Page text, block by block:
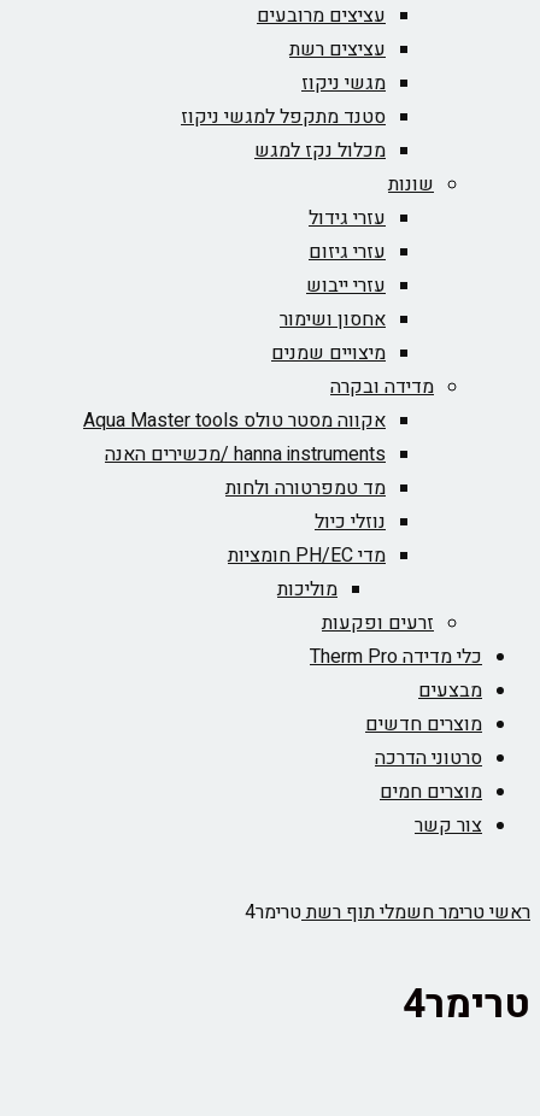
עציצים מרובעים
עציצים רשת
מגשי ניקוז
סטנד מתקפל למגשי ניקוז
מכלול נקז למגש
שונות
עזרי גידול
עזרי גיזום
עזרי ייבוש
אחסון ושימור
מיצויים שמנים
מדידה ובקרה
אקווה מסטר טולס Aqua Master tools
hanna instruments /מכשירים האנה
מד טמפרטורה ולחות
נוזלי כיול
מדי PH/EC חומציות
מוליכות
זרעים ופקעות
כלי מדידה Therm Pro
מבצעים
מוצרים חדשים
סרטוני הדרכה
מוצרים חמים
צור קשר
ראשיטרימר חשמלי תוף רשתטרימר4
טרימר4